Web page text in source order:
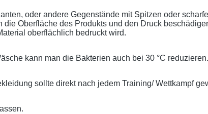
oder andere Gegenstände mit Spitzen oder
die Oberfläche des Produkts und den Druck
oberflächlich bedruckt wird.
kann man die Bakterien auch bei 30 °C reduzieren.
sollte direkt nach jedem Training/ Wettkampf